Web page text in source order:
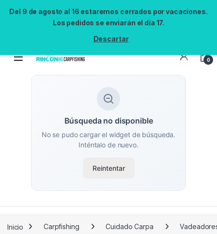
Del 9 de agosto al 16 estaremos cerrados por vacaciones.
Los pedidos se enviarán el día 17.
Descartar
0
Búsqueda no disponible
No se pudo cargar el widget de búsqueda.
Inténtalo de nuevo.
Reintentar
Inicio Carpfishing Cuidado Carpa